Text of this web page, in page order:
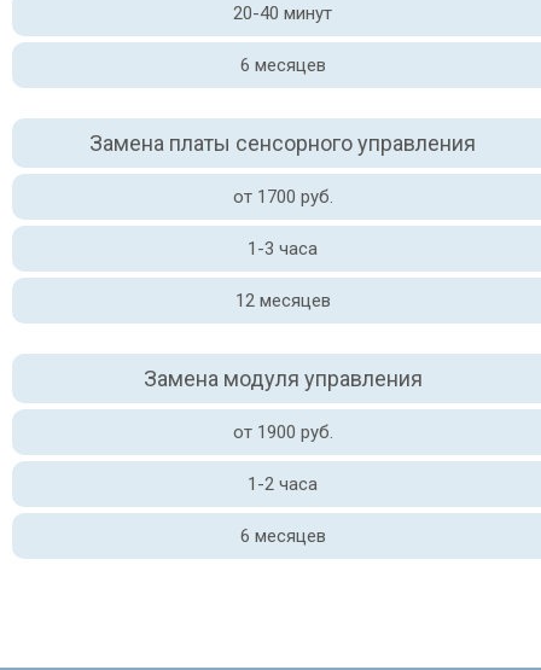
20-40 минут
6 месяцев
Замена платы сенсорного управления
от 1700 руб.
1-3 часа
12 месяцев
Замена модуля управления
от 1900 руб.
1-2 часа
6 месяцев